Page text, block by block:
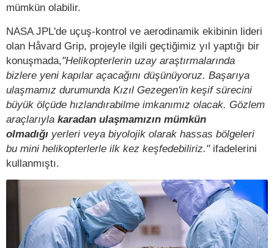
mümkün olabilir.
NASA JPL'de uçuş-kontrol ve aerodinamik ekibinin lideri
olan Håvard Grip, projeyle ilgili geçtiğimiz yıl yaptığı bir
konuşmada,"Helikopterlerin uzay araştırmalarında
bizlere yeni kapılar açacağını düşünüyoruz. Başarıya
ulaşmamız durumunda Kızıl Gezegen'in keşif sürecini
büyük ölçüde hızlandırabilme imkanımız olacak. Gözlem
araçlarıyla karadan ulaşmamızın mümkün
olmadığı yerleri veya biyolojik olarak hassas bölgeleri
bu mini helikopterlerle ilk kez keşfedebiliriz."ifadelerini
kullanmıştı.